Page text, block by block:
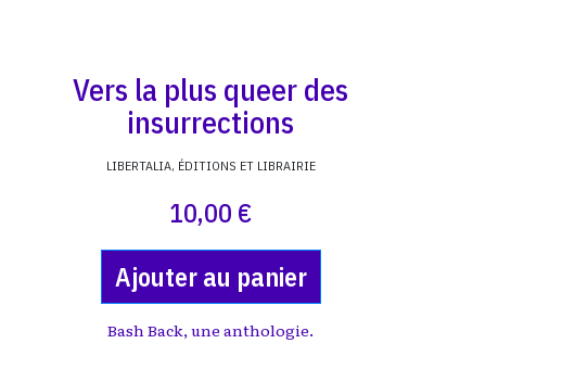
Vers la plus queer des
insurrections
LIBERTALIA, ÉDITIONS ET LIBRAIRIE
10,00 €
Ajouter au panier
Bash Back, une anthologie.